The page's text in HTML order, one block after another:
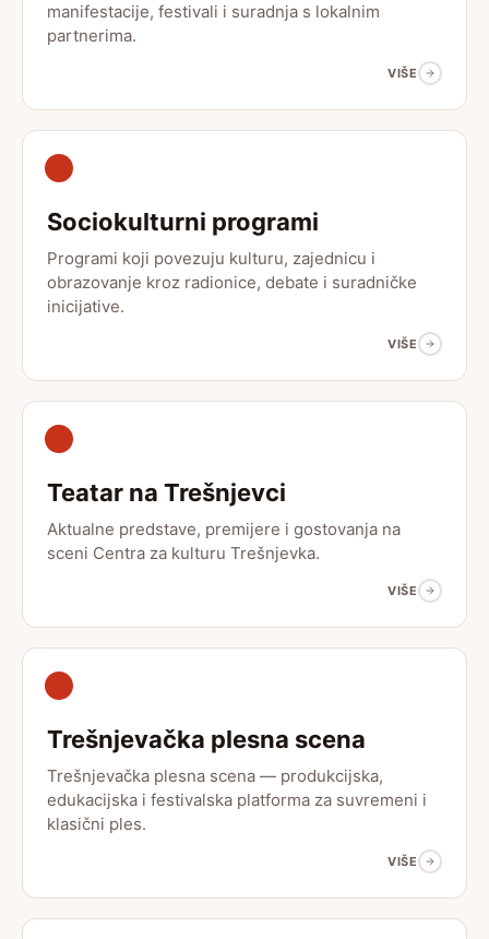
manifestacije, festivali i suradnja s lokalnim
partnerima.
VIŠE
Sociokulturni programi
Programi koji povezuju kulturu, zajednicu i
obrazovanje kroz radionice, debate i suradničke
inicijative.
VIŠE
Teatar na Trešnjevci
Aktualne predstave, premijere i gostovanja na
sceni Centra za kulturu Trešnjevka.
VIŠE
Trešnjevačka plesna scena
Trešnjevačka plesna scena — produkcijska,
edukacijska i festivalska platforma za suvremeni i
klasični ples.
VIŠE